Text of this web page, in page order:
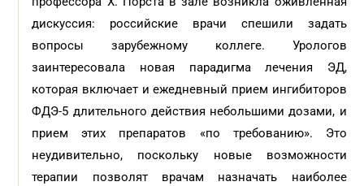
дискуссия: российские врачи спешили задать
вопросы зарубежному коллеге. Урологов
заинтересовала новая парадигма лечения ЭД,
которая включает и ежедневный прием ингибиторов
ФДЭ-5 длительного действия небольшими дозами, и
прием этих препаратов «по требованию». Это
неудивительно, поскольку новые возможности
терапии позволят врачам назначать наиболее